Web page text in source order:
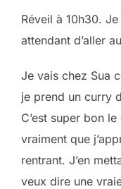
Réveil à 10h30.
attendant d’aller
Je vais chez Sua
je prend un curry
C’est super bon
vraiment que
rentrant. J’en
veux dire une